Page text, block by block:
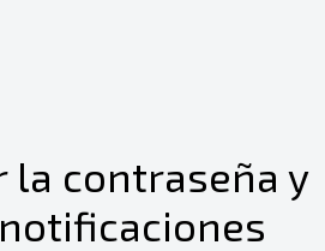
la contraseña y